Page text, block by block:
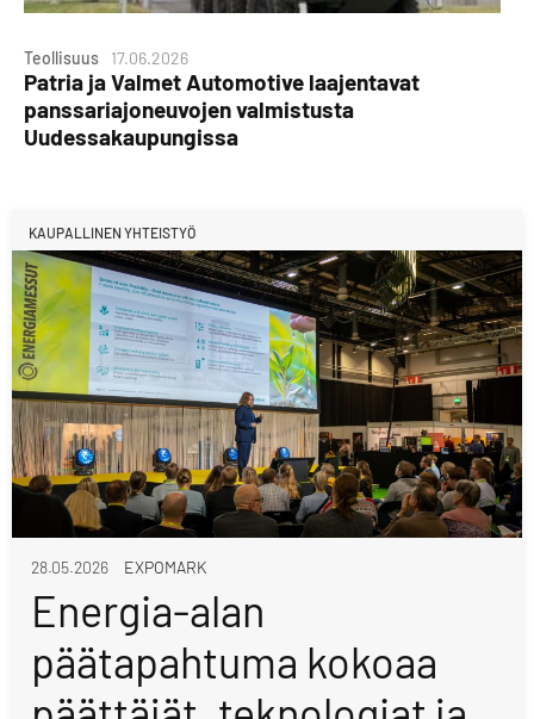
Teollisuus 17.06.2026
Patria ja Valmet Automotive laajentavat
panssariajoneuvojen valmistusta
Uudessakaupungissa
KAUPALLINEN YHTEISTYÖ
28.05.2026 EXPOMARK
Energia-alan
päätapahtuma kokoaa